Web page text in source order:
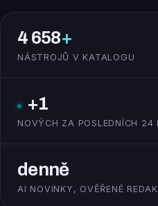
4 658+
NÁSTROJŮ V KATALOGU
+1
NOVÝCH ZA POSLEDNÍCH 24
denně
AI NOVINKY, OVĚŘENÉ